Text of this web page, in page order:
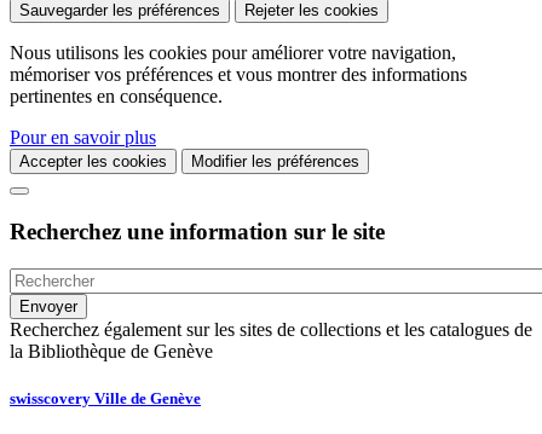
Sauvegarder les préférences Rejeter les cookies
Nous utilisons les cookies pour améliorer votre navigation,
mémoriser vos préférences et vous montrer des informations
pertinentes en conséquence.
Pour en savoir plus
Accepter les cookies Modifier les préférences
Recherchez une information sur le site
Recherchez également sur les sites de collections et les catalogues de
la Bibliothèque de Genève
swisscovery Ville de Genève